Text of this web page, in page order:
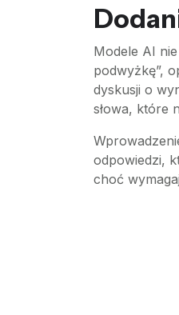
Modele AI
podwyżkę”,
dyskusji o
słowa, które
odpowiedzi,
choć